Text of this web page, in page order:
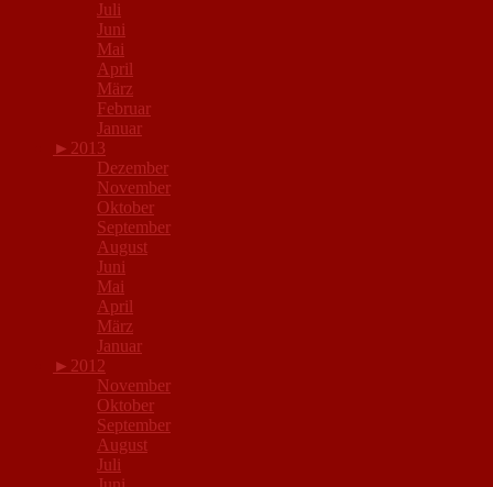
Juli
Juni
Mai
April
März
Februar
Januar
► 2013
Dezember
November
Oktober
September
August
Juni
Mai
April
März
Januar
► 2012
November
Oktober
September
August
Juli